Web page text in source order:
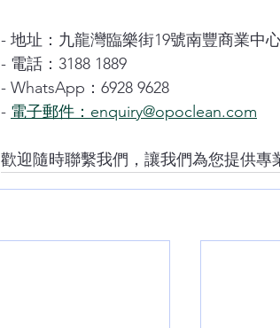
- 地址：九龍灣臨樂街19號南豐商業中
- 電話：3188 1889
- WhatsApp：6928 9628
- 電子郵件：enquiry@opoclean.com
歡迎隨時聯繫我們，讓我們為您提供專